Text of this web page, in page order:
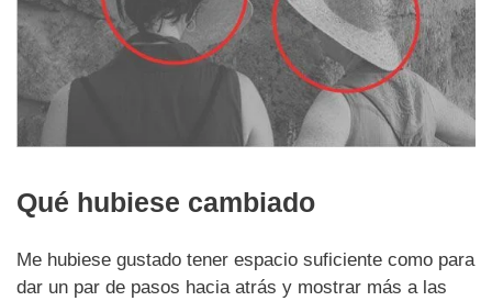
Qué hubiese cambiado
Me hubiese gustado tener espacio suficiente como para
dar un par de pasos hacia atrás y mostrar más a las